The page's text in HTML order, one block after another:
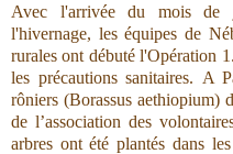
Avec l'arrivée du mois de
l'hivernage, les équipes de
rurales ont débuté l'Opération
les précautions sanitaires. A
rôniers (Borassus aethiopium)
de l’association des
arbres ont été plantés dans